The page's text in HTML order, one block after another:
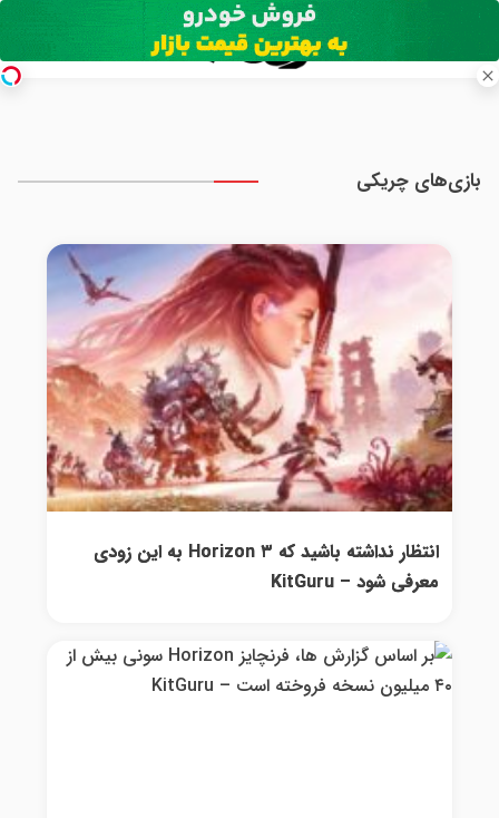
بازی‌های چریکی
انتظار نداشته باشید که Horizon ۳ به این زودی
معرفی شود – KitGuru